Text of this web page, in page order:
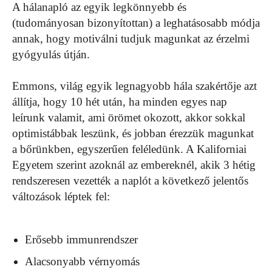
A hálanapló az egyik legkönnyebb és
(tudományosan bizonyítottan) a leghatásosabb módja
annak, hogy motiválni tudjuk magunkat az érzelmi
gyógyulás útján.
Emmons, világ egyik legnagyobb hála szakértője azt
állítja, hogy 10 hét után, ha minden egyes nap
leírunk valamit, ami örömet okozott, akkor sokkal
optimistábbak leszünk, és jobban érezzük magunkat
a bőrünkben, egyszerűen feléledünk. A Kaliforniai
Egyetem szerint azoknál az embereknél, akik 3 hétig
rendszeresen vezették a naplót a következő jelentős
változások léptek fel:
Erősebb immunrendszer
Alacsonyabb vérnyomás